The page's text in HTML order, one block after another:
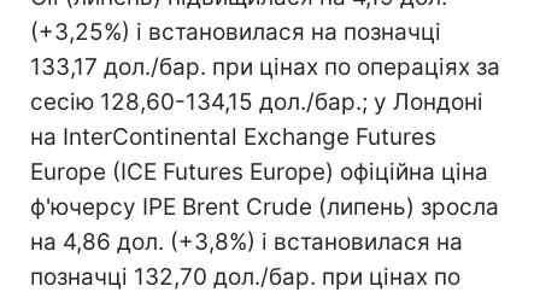
(+3,25%) і встановилася на позначці
133,17 дол./бар. при цінах по операціях за
сесію 128,60-134,15 дол./бар.; у Лондоні
на InterContinental Exchange Futures
Europe (IСE Futures Europe) офіційна ціна
ф'ючерсу IPE Brent Crude (липень) зросла
на 4,86 дол. (+3,8%) і встановилася на
позначці 132,70 дол./бар. при цінах по